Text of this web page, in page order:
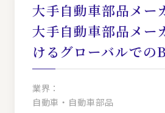
大手自動車部品メー
大手自動車部品メー
けるグローバルでの
業界：
自動車・自動車部品